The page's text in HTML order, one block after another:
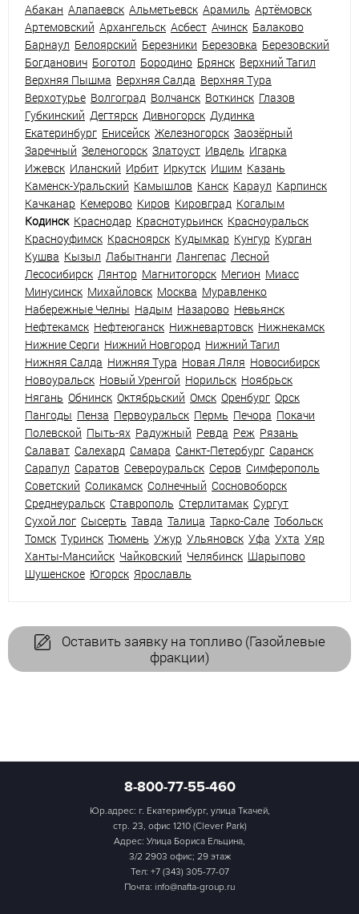
Абакан Алапаевск Альметьевск Арамиль Артёмовск
Артемовский Архангельск Асбест Ачинск Балаково
Барнаул Белоярский Березники Березовка Березовский
Богданович Боготол Бородино Брянск Верхний Тагил
Верхняя Пышма Верхняя Салда Верхняя Тура
Верхотурье Волгоград Волчанск Воткинск Глазов
Губкинский Дегтярск Дивногорск Дудинка
Екатеринбург Енисейск Железногорск Заозёрный
Заречный Зеленогорск Златоуст Ивдель Игарка
Ижевск Иланский Ирбит Иркутск Ишим Казань
Каменск-Уральский Камышлов Канск Караул Карпинск
Качканар Кемерово Киров Кировград Когалым
Кодинск Краснодар Краснотурьинск Красноуральск
Красноуфимск Красноярск Кудымкар Кунгур Курган
Кушва Кызыл Лабытнанги Лангепас Лесной
Лесосибирск Лянтор Магнитогорск Мегион Миасс
Минусинск Михайловск Москва Муравленко
Набережные Челны Надым Назарово Невьянск
Нефтекамск Нефтеюганск Нижневартовск Нижнекамск
Нижние Серги Нижний Новгород Нижний Тагил
Нижняя Салда Нижняя Тура Новая Ляля Новосибирск
Новоуральск Новый Уренгой Норильск Ноябрьск
Нягань Обнинск Октябрьский Омск Оренбург Орск
Пангоды Пенза Первоуральск Пермь Печора Покачи
Полевской Пыть-ях Радужный Ревда Реж Рязань
Салават Салехард Самара Санкт-Петербург Саранск
Сарапул Саратов Североуральск Серов Симферополь
Советский Соликамск Солнечный Сосновоборск
Среднеуральск Ставрополь Стерлитамак Сургут
Сухой лог Сысерть Тавда Талица Тарко-Сале Тобольск
Томск Туринск Тюмень Ужур Ульяновск Уфа Ухта Уяр
Ханты-Мансийск Чайковский Челябинск Шарыпово
Шушенское Югорск Ярославль
Оставить заявку на топливо (Газойлевые
фракции)
8-800-77-55-460
Юр.адрес: г. Екатеринбург, улица Ткачей,
стр. 23, офис 1210 (Clever Park)
Адрес: Улица Бориса Ельцина,
3/2 2903 офис; 29 этаж
Тел: +7 (343) 305-77-07
Почта: info@nafta-group.ru